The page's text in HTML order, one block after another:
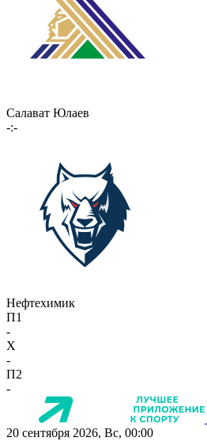
Салават Юлаев
-:-
Нефтехимик
П1
-
X
-
П2
-
20 сентября 2026, Вс, 00:00